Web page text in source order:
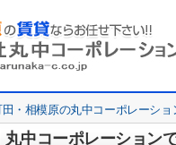
田・相模原の丸中コーポレーショ
丸中コーポレーション